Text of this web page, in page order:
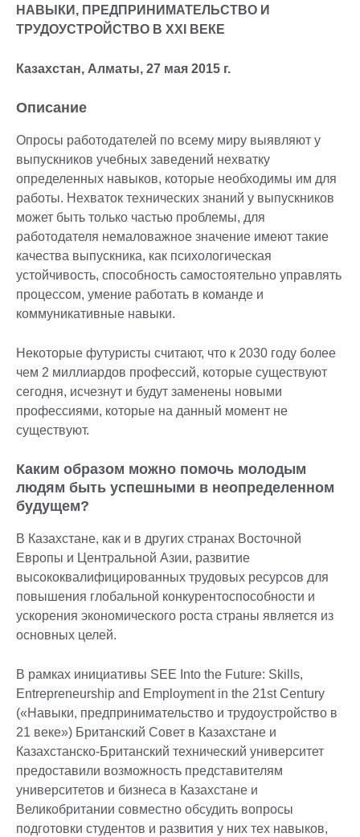
НАВЫКИ, ПРЕДПРИНИМАТЕЛЬСТВО И
ТРУДОУСТРОЙСТВО В ХХI ВЕКЕ
Казахстан, Алматы, 27 мая 2015 г.
Описание
Опросы работодателей по всему миру выявляют у
выпускников учебных заведений нехватку
определенных навыков, которые необходимы им для
работы. Нехваток технических знаний у выпускников
может быть только частью проблемы, для
работодателя немаловажное значение имеют такие
качества выпускника, как психологическая
устойчивость, способность самостоятельно управлять
процессом, умение работать в команде и
коммуникативные навыки.
Некоторые футуристы считают, что к 2030 году более
чем 2 миллиардов профессий, которые существуют
сегодня, исчезнут и будут заменены новыми
профессиями, которые на данный момент не
существуют.
Каким образом можно помочь молодым
людям быть успешными в неопределенном
будущем?
В Казахстане, как и в других странах Восточной
Европы и Центральной Азии, развитие
высококвалифицированных трудовых ресурсов для
повышения глобальной конкурентоспособности и
ускорения экономического роста страны является из
основных целей.
В рамках инициативы SEE Into the Future: Skills,
Entrepreneurship and Employment in the 21st Century
(«Навыки, предпринимательство и трудоустройство в
21 веке») Британский Совет в Казахстане и
Казахстанско-Британский технический университет
предоставили возможность представителям
университетов и бизнеса в Казахстане и
Великобритании совместно обсудить вопросы
подготовки студентов и развития у них тех навыков,